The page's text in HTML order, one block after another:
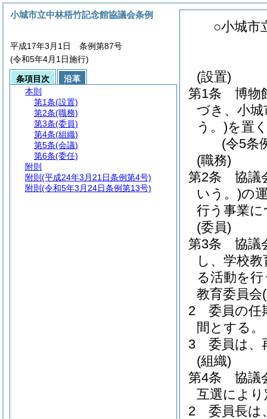
○小城市
(設置)
第1条
博物
づき、小城
う。)を置
(令5条
(職務)
第2条
協議
いう。)の
行う事業
(委員)
第3条
協議
し、学校
る活動を
教育委員会
2
委員の任
間とする。
3
委員は、
(組織)
第4条
協議
互選によ
2
委員長は
小城市立中林梧竹記念館協議会条例
平成17年3月1日 条例第87号
(令和5年4月1日施行)
条項目次
沿革
本則
第1条(設置)
第2条(職務)
第3条(委員)
第4条(組織)
第5条(会議)
第6条(委任)
附則
附則 (平成24年3月21日条例第4号)
附則 (令和5年3月24日条例第13号)